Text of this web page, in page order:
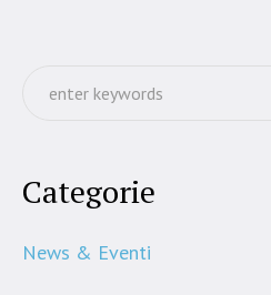
Categorie
News & Eventi